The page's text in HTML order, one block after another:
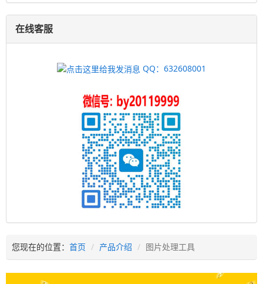
在线客服
QQ：632608001
您现在的位置： 首页 产品介绍 图片处理工具